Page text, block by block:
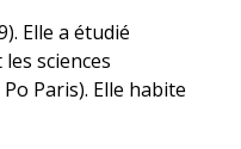
Elle a étudié
sciences
Paris). Elle habite